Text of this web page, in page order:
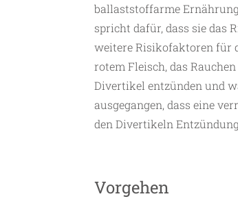
ballaststoffarme
spricht dafür, dass sie das
weitere Risikofaktoren für
rotem Fleisch, das
Divertikel entzünden und
ausgegangen, dass eine
den Divertikeln
Vorgehen